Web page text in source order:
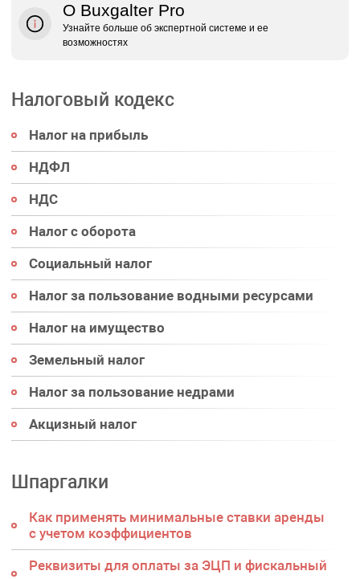
О Buxgalter Pro
Узнайте больше об экспертной системе и ее
возможностях
Налоговый кодекс
Налог на прибыль
НДФЛ
НДС
Налог с оборота
Социальный налог
Налог за пользование водными ресурсами
Налог на имущество
Земельный налог
Налог за пользование недрами
Акцизный налог
Шпаргалки
Как применять минимальные ставки аренды
с учетом коэффициентов
Реквизиты для оплаты за ЭЦП и фискальный